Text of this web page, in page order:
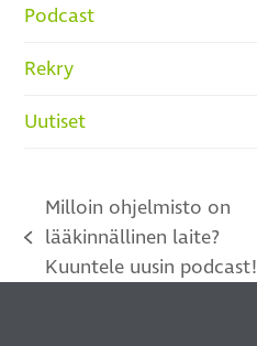
Podcast
Rekry
Uutiset
previous
post:
Milloin ohjelmisto on
lääkinnällinen laite?
Kuuntele uusin podcast!